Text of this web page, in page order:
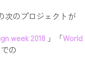
届ける、特別なひと
次のプロジェクトが
week 2018 」「World
での